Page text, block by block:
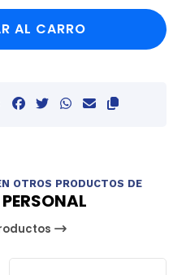
AL CARRO
OTROS PRODUCTOS DE